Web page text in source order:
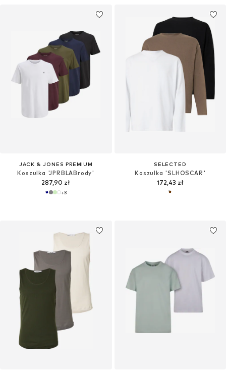
JACK & JONES PREMIUM
Koszulka 'JPRBLABrody'
287,90 zł
+3
SELECTED
Koszulka 'SLHOSCAR'
172,43 zł